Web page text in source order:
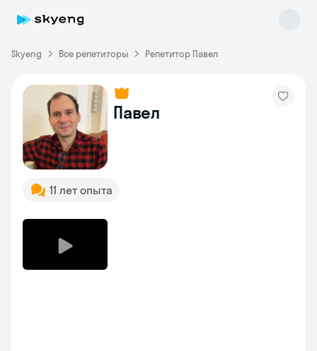
Skyeng Все репетиторы Репетитор Павел
Павел
11 лет опыта
Skyeng Chat
online